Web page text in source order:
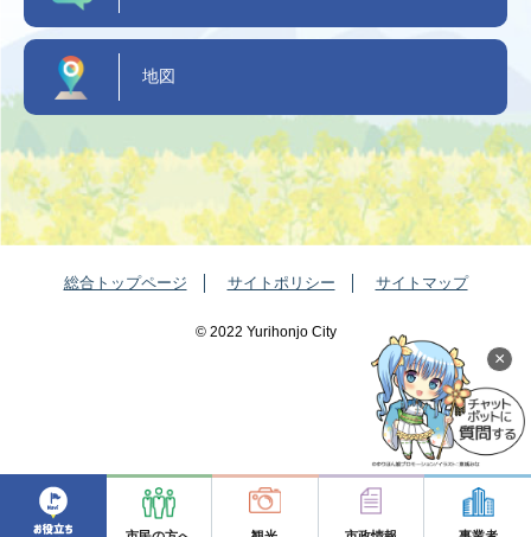
×
地図
総合トップページ サイトポリシー サイトマップ
©️ 2022 Yurihonjo City